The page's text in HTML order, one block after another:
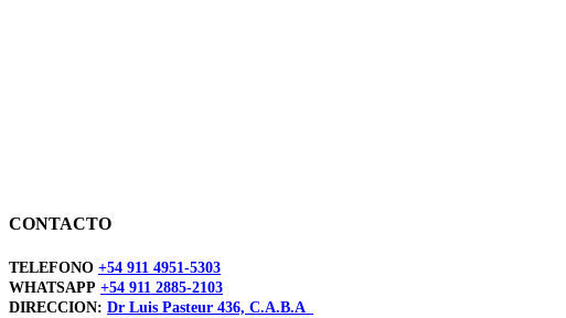
CONTACTO
TELEFONO +54 911 4951-5303
WHATSAPP +54 911 2885-2103
DIRECCION: Dr Luis Pasteur 436, C.A.B.A